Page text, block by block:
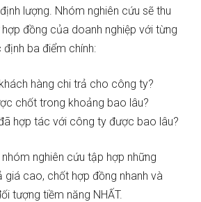
lượng. Nhóm nghiên cứu sẽ thu
đồng của doanh nghiệp với từng
ba điểm chính:
hàng chi trả cho công ty?
chốt trong khoảng bao lâu?
hợp tác với công ty được bao lâu?
nghiên cứu tập hợp những
giá cao, chốt hợp đồng nhanh và
tượng tiềm năng NHẤT.